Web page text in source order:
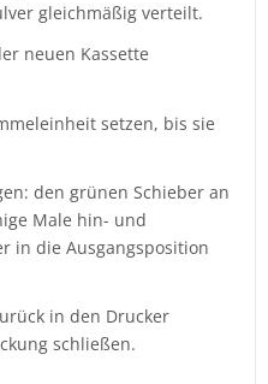
gleichmäßig verteilt.
neuen Kassette
setzen, bis sie
den grünen Schieber an
Male hin- und
in die Ausgangsposition
in den Drucker
schließen.